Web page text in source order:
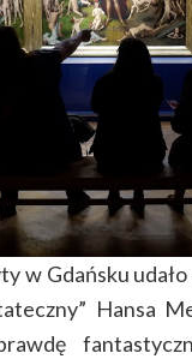
w Gdańsku
Hansa